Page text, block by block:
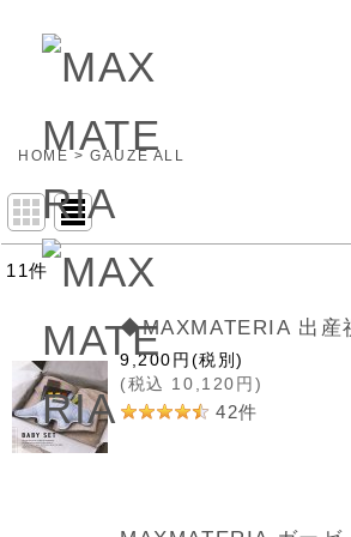
HOME > GAUZE ALL
表示数
並び順
11件
◆MAXMATERIA 出産
9,200円 (税別)
(税込 10,120 円 )
42件